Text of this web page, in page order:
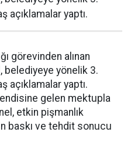
açıklamalar yaptı.
görevinden alınan
belediyeye yönelik 3.
açıklamalar yaptı.
gelen mektupla
etkin pişmanlık
baskı ve tehdit sonucu